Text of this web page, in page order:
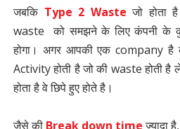
जबकि Type 2 Waste जो होता
waste को समझने के लिए कंपनी के
होगा। अगर आपकी एक company है
Activity होती है जो की waste होती है
होता है वे छिपे हुए होते है।
जैसे की Break down timeज्यादा है,